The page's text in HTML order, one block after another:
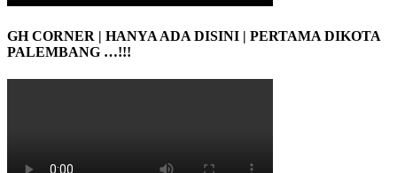
GH CORNER | HANYA ADA DISINI | PERTAMA DIKOTA
PALEMBANG …!!!